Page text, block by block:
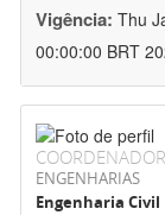
Vigência: Thu
00:00:00 BRT
ENGENHARIAS
Engenharia Civil